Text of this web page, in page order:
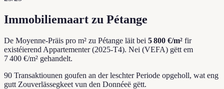
Immobiliemaart zu Pétange
De Moyenne-Präis pro m² zu Pétange läit bei 5 800 €/m² fir
existéierend Appartementer (2025-T4). Nei (VEFA) gëtt em
7 400 €/m² gehandelt.
90 Transaktiounen goufen an der leschter Periode opgeholl, wat eng
gutt Zouverlässegkeet vun den Donnéeë gëtt.